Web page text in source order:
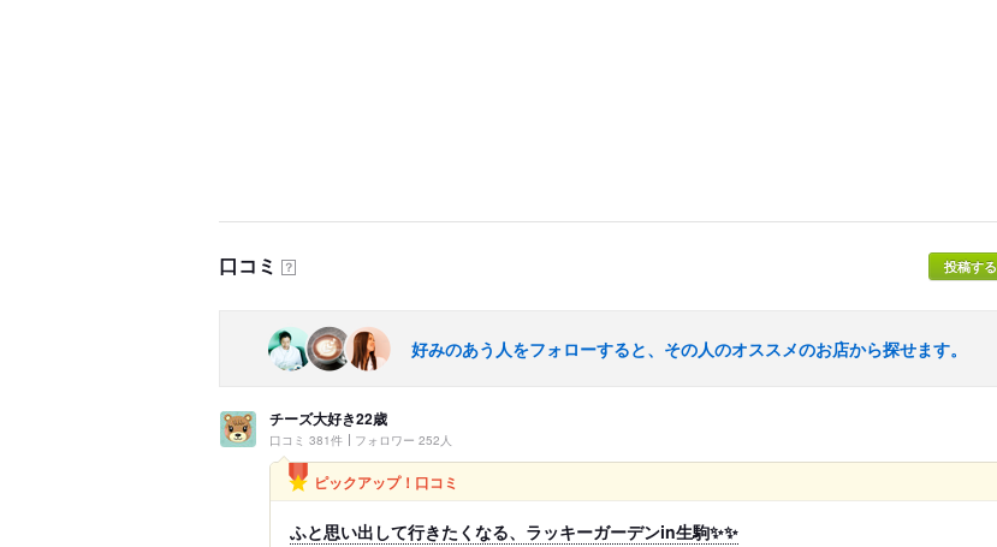
口コミ ？ 投稿する
好みのあう人をフォローすると、その人のオススメのお店から探せます。
チーズ大好き22歳
口コミ 381件 フォロワー 252人
ピックアップ！口コミ
ふと思い出して行きたくなる、ラッキーガーデンin生駒✨✨